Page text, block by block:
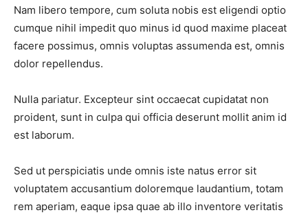
Nam libero tempore, cum soluta nobis est eligendi optio
cumque nihil impedit quo minus id quod maxime placeat
facere possimus, omnis voluptas assumenda est, omnis
dolor repellendus.
Nulla pariatur. Excepteur sint occaecat cupidatat non
proident, sunt in culpa qui officia deserunt mollit anim id
est laborum.
Sed ut perspiciatis unde omnis iste natus error sit
voluptatem accusantium doloremque laudantium, totam
rem aperiam, eaque ipsa quae ab illo inventore veritatis